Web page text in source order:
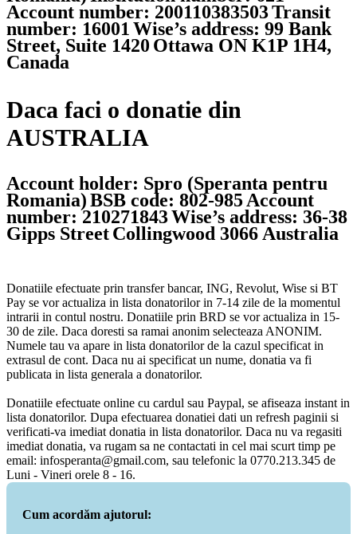
Account number: 200110383503Transit
number: 16001Wise’s address: 99 Bank
Street, Suite 1420 Ottawa ON K1P 1H4,
Canada
Daca faci o donatie din
AUSTRALIA
Account holder: Spro (Speranta pentru
Romania)BSB code: 802-985Account
number: 210271843Wise’s address: 36-38
Gipps StreetCollingwood 3066 Australia
Donatiile efectuate prin transfer bancar, ING, Revolut, Wise si BT
Pay se vor actualiza in lista donatorilor in 7-14 zile de la momentul
intrarii in contul nostru. Donatiile prin BRD se vor actualiza in 15-
30 de zile. Daca doresti sa ramai anonim selecteaza ANONIM.
Numele tau va apare in lista donatorilor de la cazul specificat in
extrasul de cont. Daca nu ai specificat un nume, donatia va fi
publicata in lista generala a donatorilor.
Donatiile efectuate online cu cardul sau Paypal, se afiseaza instant in
lista donatorilor. Dupa efectuarea donatiei dati un refresh paginii si
verificati-va imediat donatia in lista donatorilor. Daca nu va regasiti
imediat donatia, va rugam sa ne contactati in cel mai scurt timp pe
email: infosperanta@gmail.com, sau telefonic la 0770.213.345 de
Luni - Vineri orele 8 - 16.
Cum acordăm ajutorul: